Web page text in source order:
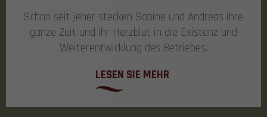
Schon seit jeher stecken Sabine und Andreas ihre
ganze Zeit und ihr Herzblut in die Existenz und
Weiterentwicklung des Betriebes.
LESEN SIE MEHR